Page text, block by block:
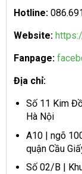
H otline:
Website:
Fanpage:
Địa chỉ:
Số 11 Kim
Hà Nội
A10 | ngõ
quận Cầu
Số 02/B |